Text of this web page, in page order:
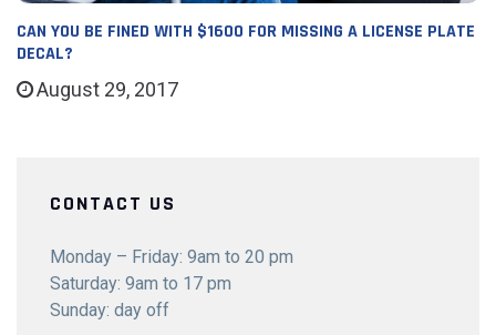
CAN YOU BE FINED WITH $1600 FOR MISSING A LICENSE PLATE
DECAL?
August 29, 2017
CONTACT US
Monday – Friday: 9am to 20 pm
Saturday: 9am to 17 pm
Sunday: day off